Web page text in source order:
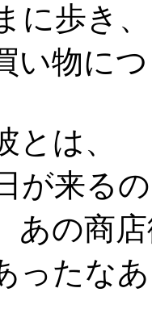
に歩き
い物に
とは、
が来る
あの商
ったな